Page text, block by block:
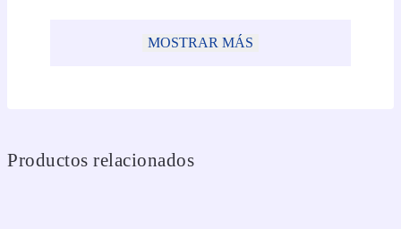
MOSTRAR MÁS
Productos relacionados